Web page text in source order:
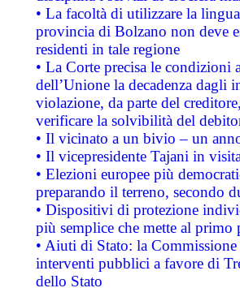
• La facoltà di utilizzare la
provincia di Bolzano non deve
residenti in tale regione
• La Corte precisa le
dell’Unione la decadenza dagli
violazione, da parte del
verificare la solvibilità del
• Il vicinato a un bivio – un
• Il vicepresidente Tajani in
• Elezioni europee più
preparando il terreno, secondo
• Dispositivi di protezione
più semplice che mette al primo
• Aiuti di Stato: la
interventi pubblici a favore di
dello Stato